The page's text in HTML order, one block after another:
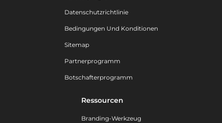
Datenschutzrichtlinie
Bedingungen Und Konditionen
Sitemap
Partnerprogramm
Botschafterprogramm
Ressourcen
Branding-Werkzeug